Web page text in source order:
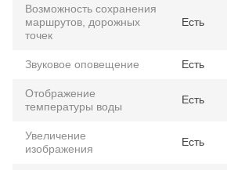
Возможность сохранения
маршрутов, дорожных
точек
Есть
Звуковое оповещение Есть
Отображение
температуры воды
Есть
Увеличение
изображения
Есть